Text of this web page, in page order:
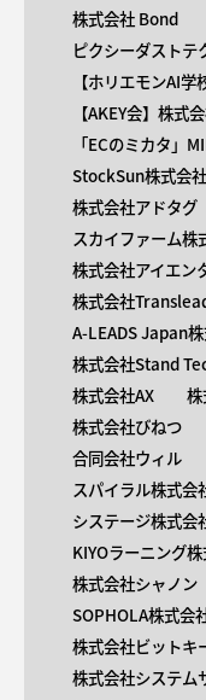
株式会社 Bond
ピクシーダストテ
【ホリエモンAI
【AKEY会】株式
「ECのミカタ」
StockSun株式会社
株式会社アドタグ
スカイファーム株
株式会社アイエン
株式会社
A-LEADS Japan
株式会社Stand
株式会社AX
株式会社びねつ
合同会社ウィル
スパイラル株式会
システージ株式会
KIYOラーニング
株式会社シャノン
SOPHOLA株式会
株式会社ビットキ
株式会社システム